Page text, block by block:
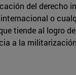
del derecho
o
tiende al logro
a la